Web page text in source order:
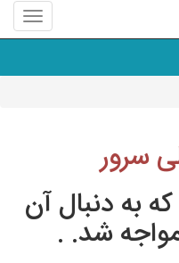
منوی
سایت
118
سرور
به دنبال آن
شد. .